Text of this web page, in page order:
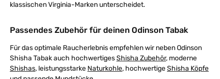
klassischen Virginia-Marken unterscheidet.
Passendes Zubehör für deinen Odinson Tabak
Für das optimale Raucherlebnis empfehlen wir neben Odinson
Shisha Tabak auch hochwertigesShisha Zubehör, moderne
Shishas, leistungsstarke Naturkohle, hochwertigeShisha Köpfe